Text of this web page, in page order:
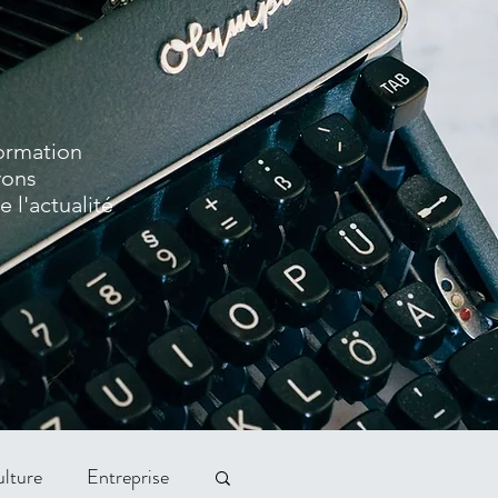
l'actualité
Entreprise